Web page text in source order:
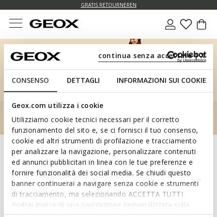
CONSENSO DETTAGLI INFORMAZIONI SUI COOKIE
Geox.com utilizza i cookie
Utilizziamo cookie tecnici necessari per il corretto
funzionamento del sito e, se ci fornisci il tuo consenso,
cookie ed altri strumenti di profilazione e tracciamento
per analizzare la navigazione, personalizzare contenuti
ed annunci pubblicitari in linea con le tue preferenze e
fornire funzionalità dei social media. Se chiudi questo
banner continuerai a navigare senza cookie e strumenti
di tracciamento, ma selezionando ACCETTA TUTTI
godrai invece di una navigazione personalizzata sulla
continua senza accettare | X
GRATIS STANDAARDLEVERING VOOR BESTELLINGEN BOVEN € 89,00
GRATIS RETOURNEREN
Log inop uw account.
E-mail verzonden